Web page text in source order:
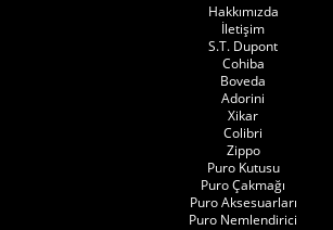
Hakkımızda
İletişim
S.T. Dupont
Cohiba
Boveda
Adorini
Xikar
Colibri
Zippo
Puro Kutusu
Puro Çakmağı
Puro Aksesuarları
Puro Nemlendirici